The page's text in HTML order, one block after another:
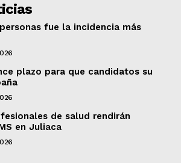
fue la incidencia más
plazo para que candidatos su
de salud rendirán
en Juliaca